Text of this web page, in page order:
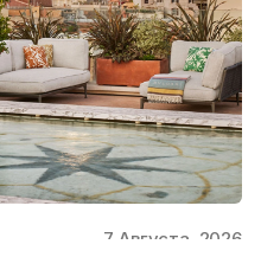
7 Августа, 2026